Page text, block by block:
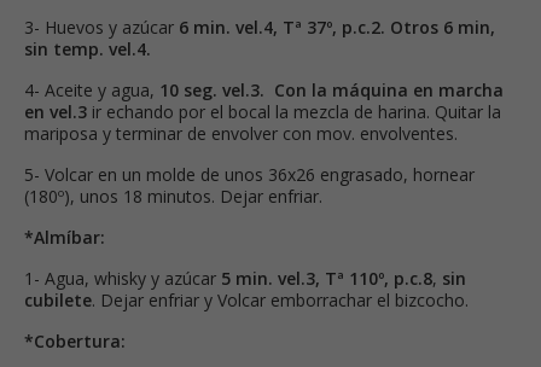
3- Huevos y azúcar 6 min. vel.4, Tª 37º, p.c.2. Otros 6 min,
sin temp. vel.4.
4- Aceite y agua, 10 seg. vel.3. Con la máquina en marcha
en vel.3 ir echando por el bocal la mezcla de harina. Quitar la
mariposa y terminar de envolver con mov. envolventes.
5- Volcar en un molde de unos 36x26 engrasado, hornear
(180º), unos 18 minutos. Dejar enfriar.
*Almíbar:
1- Agua, whisky y azúcar 5 min. vel.3, Tª 110º, p.c.8, sin
cubilete. Dejar enfriar y Volcar emborrachar el bizcocho.
*Cobertura: